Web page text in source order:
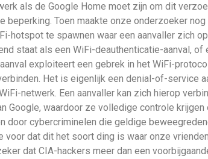
als de Google Home moet zijn om dit
Toen maakte onze onderzoeker
te spawnen waar een aanvaller zich
staat als een WiFi-deauthenticatie-aanval, of
exploiteert een gebrek in het WiFi-
Het is eigenlijk een denial-of-service
netwerk. Een aanvaller kan zich hierop
waardoor ze volledige controle krijgen
cybercriminelen die geldige
dat dit het soort ding is waar onze
dat CIA-hackers meer dan een